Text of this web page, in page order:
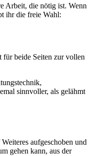
Arbeit, die nötig ist. Wenn
ihr die freie Wahl:
beide Seiten zur vollen
sinnvoller, als gelähmt
aufgeschoben und
gehen kann, aus der